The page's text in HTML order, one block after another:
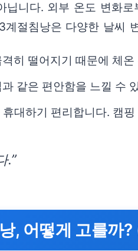
닙니다. 외부 온도 변화
절침낭은 다양한 날씨
히 떨어지기 때문에 체
같은 편안함을 느낄 수
대하기 편리합니다. 캠
.”
, 어떻게 고를까